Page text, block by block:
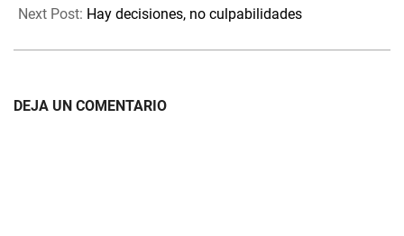
02
Next Post: Hay decisiones, no culpabilidades
DEJA UN COMENTARIO